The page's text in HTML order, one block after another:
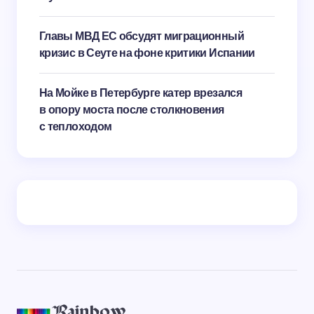
Главы МВД ЕС обсудят миграционный
кризис в Сеуте на фоне критики Испании
На Мойке в Петербурге катер врезался
в опору моста после столкновения
с теплоходом